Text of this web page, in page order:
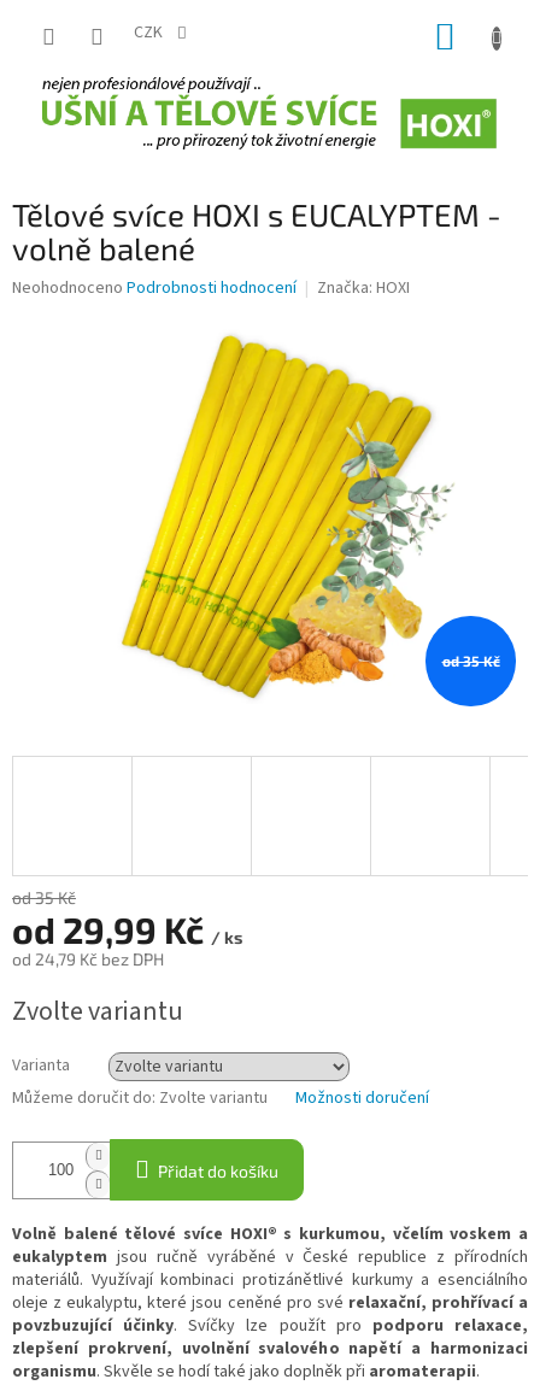
CZK
Tělové svíce HOXI s EUCALYPTEM -
volně balené
Průměrné
Neohodnoceno Podrobnosti hodnocení Značka: HOXI
od 35 Kč
od 35 Kč
od 29,99 Kč / ks
od 24,79 Kč bez DPH
cena:
Zvolte variantu
Varianta
Můžeme doručit do: Zvolte variantu Možnosti doručení
Přidat do košíku
Volně balené tělové svíce HOXI® s kurkumou, včelím voskem a
eukalyptem jsou ručně vyráběné v České republice z přírodních
materiálů. Využívají kombinaci protizánětlivé kurkumy a esenciálního
oleje z eukalyptu, které jsou ceněné pro své relaxační, prohřívací a
povzbuzující účinky. Svíčky lze použít pro podporu relaxace,
zlepšení prokrvení, uvolnění svalového napětí a harmonizaci
organismu. Skvěle se hodí také jako doplněk při aromaterapii.